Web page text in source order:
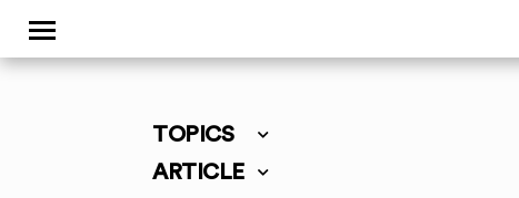
TOPICS
ARTICLE